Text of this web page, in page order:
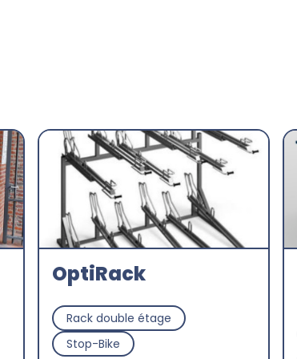
OptiRack
Rack double étage
Stop-Bike